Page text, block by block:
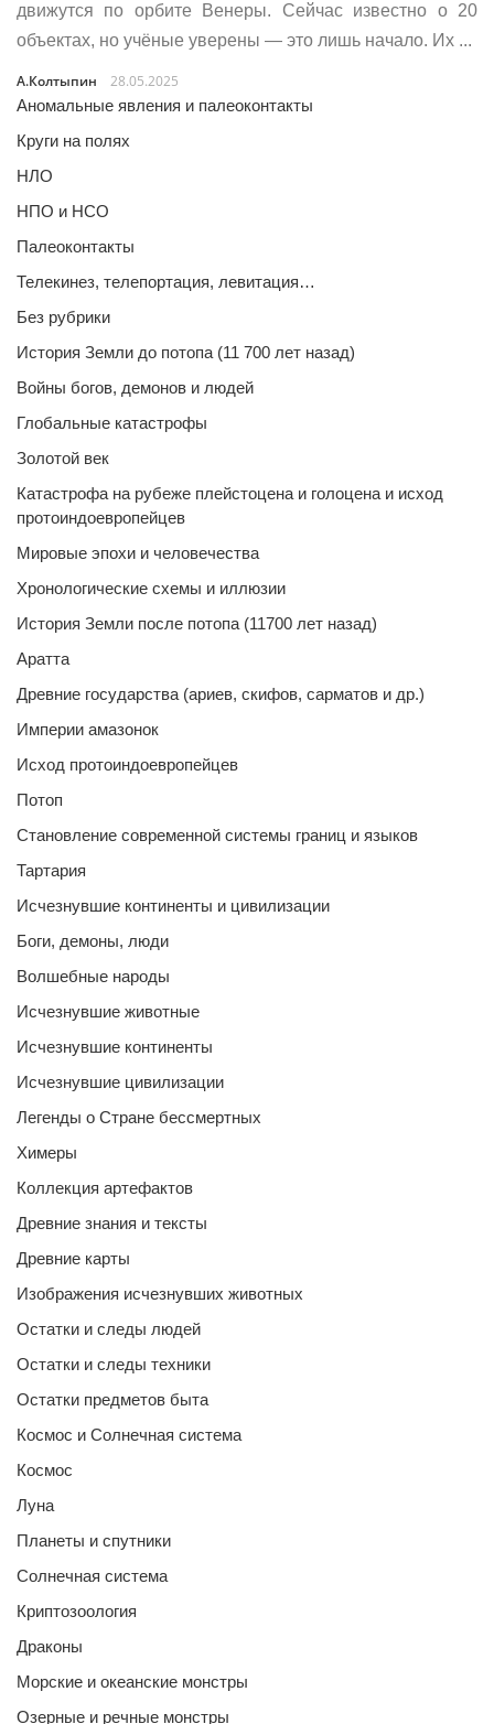
движутся по орбите Венеры. Сейчас известно о 20
объектах, но учёные уверены — это лишь начало. Их ...
А.Колтыпин
28.05.2025
Аномальные явления и палеоконтакты
Круги на полях
НЛО
НПО и НСО
Палеоконтакты
Телекинез, телепортация, левитация…
Без рубрики
История Земли до потопа (11 700 лет назад)
Войны богов, демонов и людей
Глобальные катастрофы
Золотой век
Катастрофа на рубеже плейстоцена и голоцена и исход
протоиндоевропейцев
Мировые эпохи и человечества
Хронологические схемы и иллюзии
История Земли после потопа (11700 лет назад)
Аратта
Древние государства (ариев, скифов, сарматов и др.)
Империи амазонок
Исход протоиндоевропейцев
Потоп
Становление современной системы границ и языков
Тартария
Исчезнувшие континенты и цивилизации
Боги, демоны, люди
Волшебные народы
Исчезнувшие животные
Исчезнувшие континенты
Исчезнувшие цивилизации
Легенды о Стране бессмертных
Химеры
Коллекция артефактов
Древние знания и тексты
Древние карты
Изображения исчезнувших животных
Остатки и следы людей
Остатки и следы техники
Остатки предметов быта
Космос и Солнечная система
Космос
Луна
Планеты и спутники
Солнечная система
Криптозоология
Драконы
Морские и океанские монстры
Озерные и речные монстры